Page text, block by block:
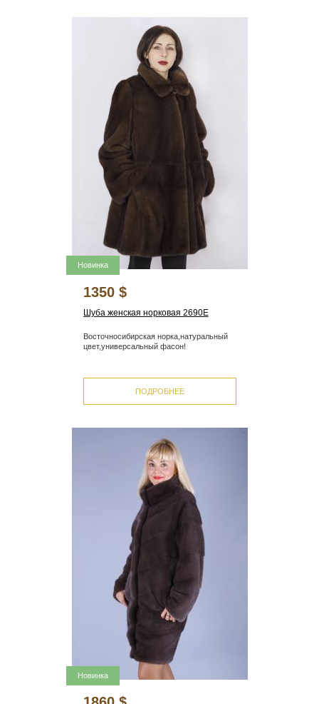
Новинка
1350 $
Шуба женская норковая 2690Е
Восточносибирская норка,натуральный
цвет,универсальный фасон!
ПОДРОБНЕЕ
Новинка